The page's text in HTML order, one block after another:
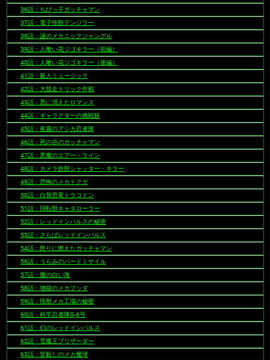
36話：ちびっ子ガッチャマン
37話：電子怪獣デンジラー
38話：謎のメカニックジャングル
39話：人喰い花ジゴキラー（前編）
40話：人喰い花ジゴキラー（後編）
41話：殺人ミュージック
42話：大脱走トリック作戦
43話：悪に消えたロマンス
44話：ギャラクターの挑戦状
45話：夜霧のアシカ忍者隊
46話：死の谷のガッチャマン
47話：悪魔のエアー・ライン
48話：カメラ鉄獣シャッター・キラー
49話：恐怖のメカドクガ
50話：白骨恐竜トラコドン
51話：回転獣キャタローラー
52話：レッドインパルスの秘密
53話：さらばレッドインパルス
54話：怒りに燃えたガッチャマン
56話：うらみのバードミサイル
57話：魔の白い海
58話：地獄のメカブッダ
59話：怪獣メカ工場の秘密
60話：科学忍者隊G-6号
61話：幻のレッドインパルス
62話：雪魔王ブリザーダー
63話：皆殺しのメカ魔球